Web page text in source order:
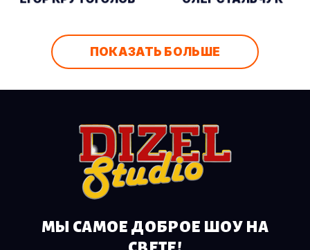
ПОКАЗАТЬ БОЛЬШЕ
МЫ САМОЕ ДОБРОЕ ШОУ НА